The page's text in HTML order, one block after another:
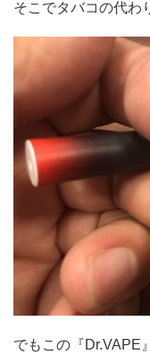
そこでタバコの代わ
でもこの『Dr.VAPE